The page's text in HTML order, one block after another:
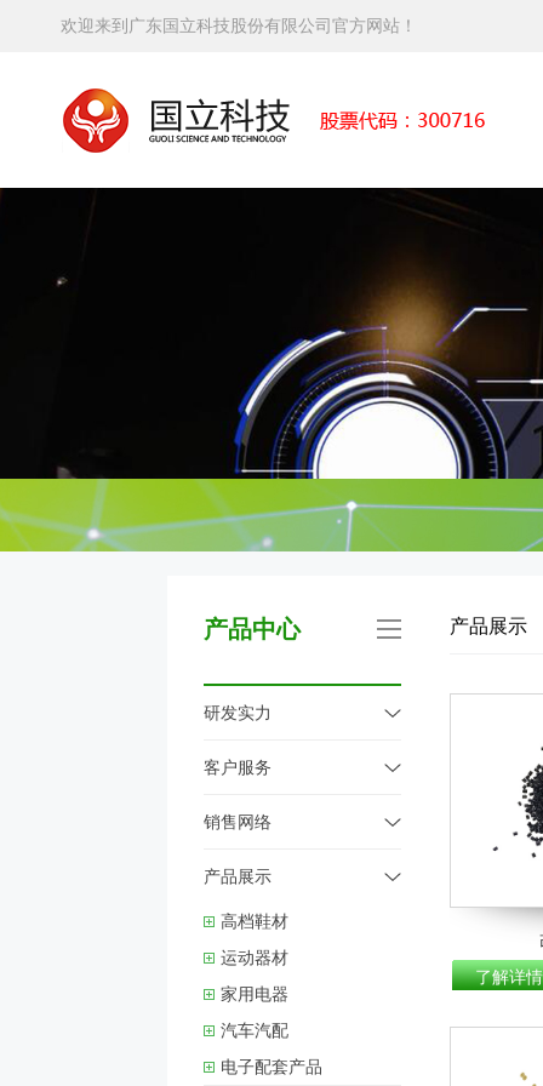
欢迎来到广东国立科技股份有限公司官方网站！
产品中心
研发实力
客户服务
销售网络
产品展示
高档鞋材
运动器材
家用电器
汽车汽配
电子配套产品
产品展示
了解详情